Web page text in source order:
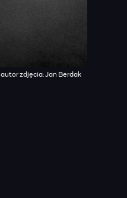
autor zdjęcia: Jan Berdak